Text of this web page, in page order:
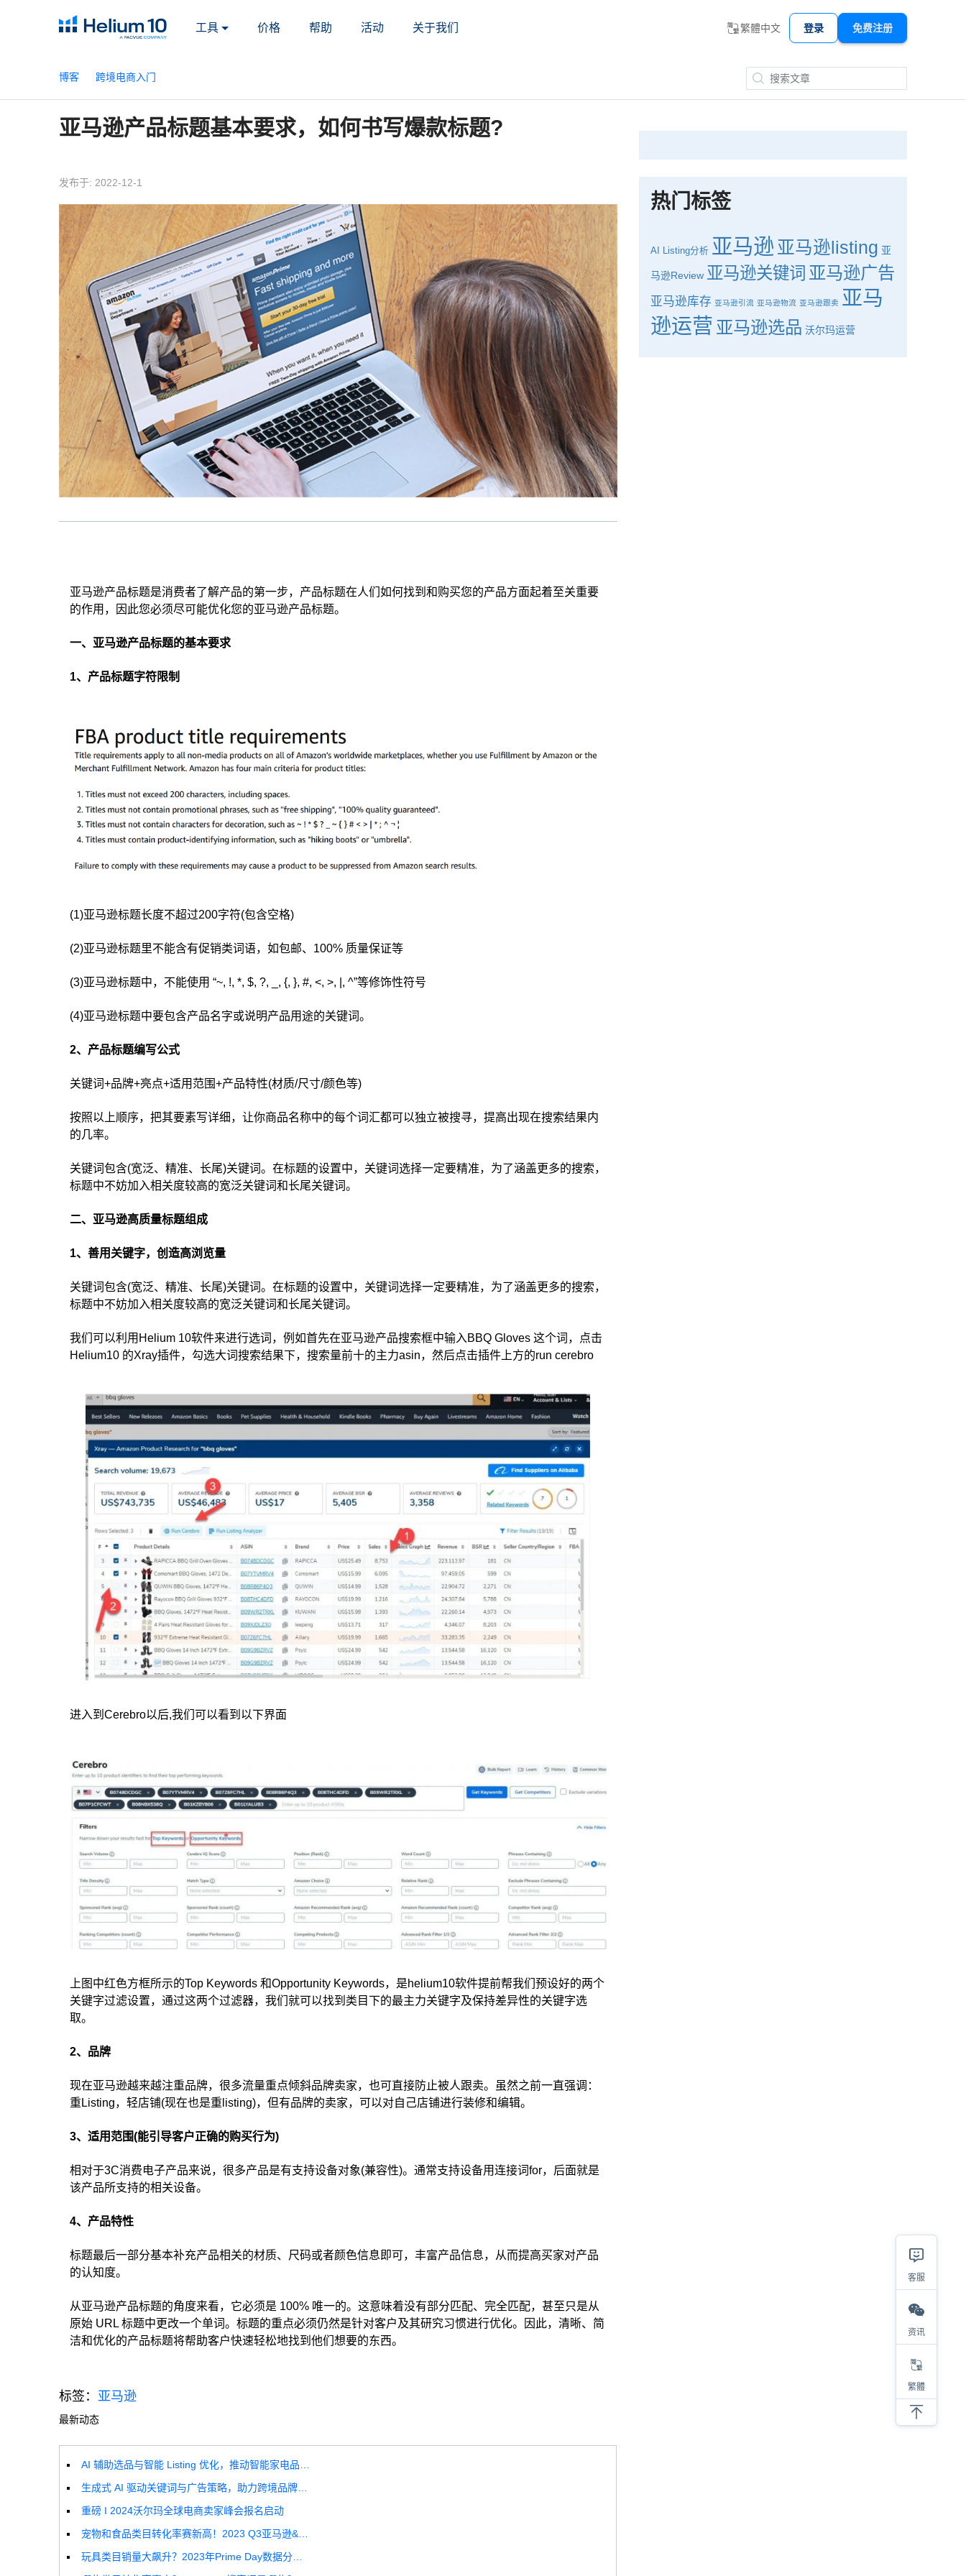
工具 价格 帮助 活动 关于我们 繁體中文 登录 免费注册
博客 跨境电商入门
亚马逊产品标题基本要求，如何书写爆款标题?
发布于: 2022-12-1
亚马逊产品标题是消费者了解产品的第一步，产品标题在人们如何找到和购买您的产品方面起着至关重要
的作用，因此您必须尽可能优化您的亚马逊产品标题。
一、亚马逊产品标题的基本要求
1、产品标题字符限制
(1)亚马逊标题长度不超过200字符(包含空格)
(2)亚马逊标题里不能含有促销类词语，如包邮、100% 质量保证等
(3)亚马逊标题中，不能使用 “~, !, *, $, ?, _, {, }, #, <, >, |, ^”等修饰性符号
(4)亚马逊标题中要包含产品名字或说明产品用途的关键词。
2、产品标题编写公式
关键词+品牌+亮点+适用范围+产品特性(材质/尺寸/颜色等)
按照以上顺序，把其要素写详细，让你商品名称中的每个词汇都可以独立被搜寻，提高出现在搜索结果内
的几率。
关键词包含(宽泛、精准、长尾)关键词。在标题的设置中，关键词选择一定要精准，为了涵盖更多的搜索，
标题中不妨加入相关度较高的宽泛关键词和长尾关键词。
二、亚马逊高质量标题组成
1、善用关键字，创造高浏览量
关键词包含(宽泛、精准、长尾)关键词。在标题的设置中，关键词选择一定要精准，为了涵盖更多的搜索，
标题中不妨加入相关度较高的宽泛关键词和长尾关键词。
我们可以利用Helium 10软件来进行选词，例如首先在亚马逊产品搜索框中输入BBQ Gloves 这个词，点击
Helium10 的Xray插件，勾选大词搜索结果下，搜索量前十的主力asin，然后点击插件上方的run cerebro
进入到Cerebro以后,我们可以看到以下界面
上图中红色方框所示的Top Keywords 和Opportunity Keywords，是helium10软件提前帮我们预设好的两个
关键字过滤设置，通过这两个过滤器，我们就可以找到类目下的最主力关键字及保持差异性的关键字选
取。
2、品牌
现在亚马逊越来越注重品牌，很多流量重点倾斜品牌卖家，也可直接防止被人跟卖。虽然之前一直强调：
重Listing，轻店铺(现在也是重listing)，但有品牌的卖家，可以对自己店铺进行装修和编辑。
3、适用范围(能引导客户正确的购买行为)
相对于3C消费电子产品来说，很多产品是有支持设备对象(兼容性)。通常支持设备用连接词for，后面就是
该产品所支持的相关设备。
4、产品特性
标题最后一部分基本补充产品相关的材质、尺码或者颜色信息即可，丰富产品信息，从而提高买家对产品
的认知度。
从亚马逊产品标题的角度来看，它必须是 100% 唯一的。这意味着没有部分匹配、完全匹配，甚至只是从
原始 URL 标题中更改一个单词。标题的重点必须仍然是针对客户及其研究习惯进行优化。因此，清晰、简
洁和优化的产品标题将帮助客户快速轻松地找到他们想要的东西。
标签： 亚马逊
最新动态
重磅 I 2024沃尔玛全球电商卖家峰会报名启动
热门标签
AI Listing分析 亚马逊 亚马逊listing 亚
马逊Review 亚马逊关键词 亚马逊广告
亚马逊库存 亚马逊引流 亚马逊物流 亚马逊跟卖 亚马
逊运营 亚马逊选品 沃尔玛运营
客服
资讯
繁體